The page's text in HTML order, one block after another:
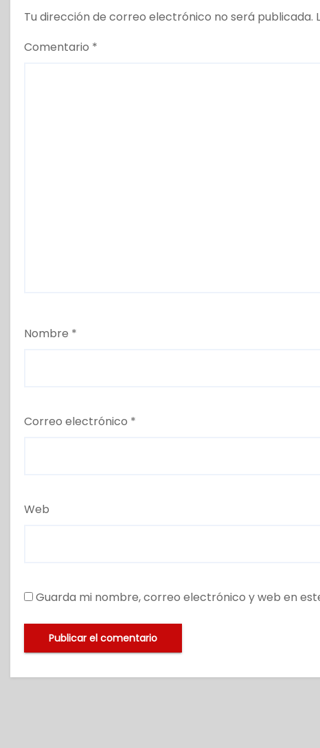
a
s
Tu dirección de correo electrónico no será publicada.
Comentario *
Nombre *
Correo electrónico *
Web
Guarda mi nombre, correo electrónico y web en